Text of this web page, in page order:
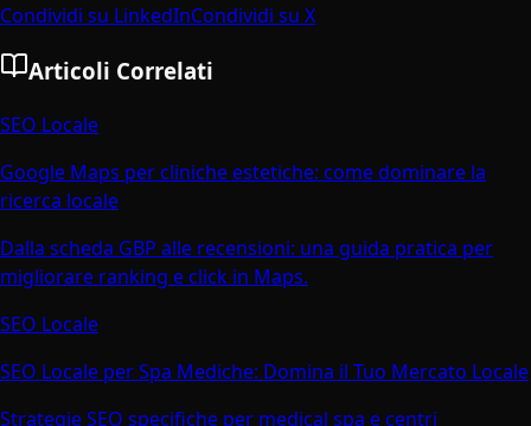
Condividi su LinkedInCondividi su X
Articoli Correlati
SEO Locale
Google Maps per cliniche estetiche: come dominare la
ricerca locale
Dalla scheda GBP alle recensioni: una guida pratica per
migliorare ranking e click in Maps.
SEO Locale
SEO Locale per Spa Mediche: Domina il Tuo Mercato Locale
Strategie SEO specifiche per medical spa e centri